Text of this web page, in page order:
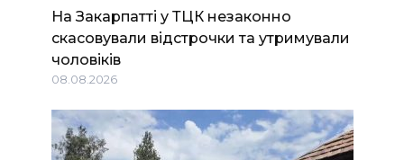
На Закарпатті у ТЦК незаконно
скасовували відстрочки та утримували
чоловіків
08.08.2026